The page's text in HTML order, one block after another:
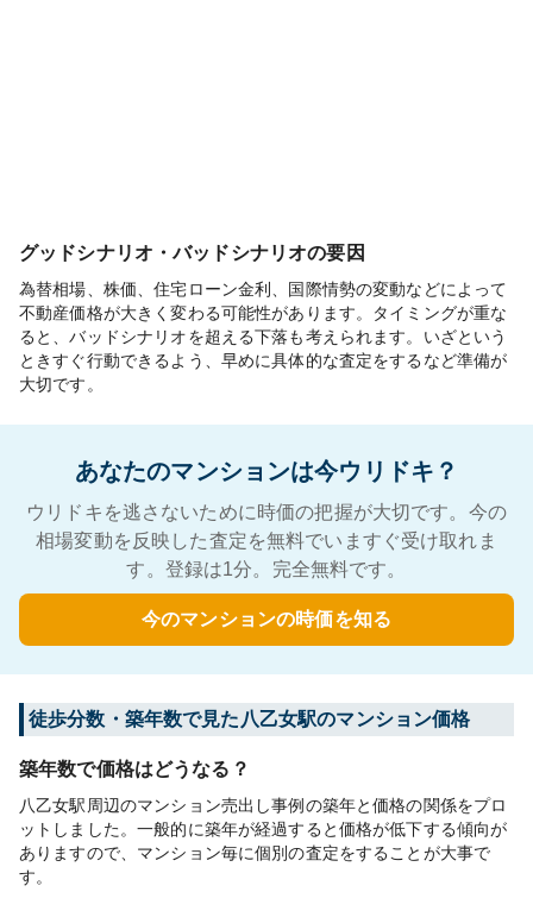
グッドシナリオ・バッドシナリオの要因
為替相場、株価、住宅ローン金利、国際情勢の変動などによって
不動産価格が大きく変わる可能性があります。タイミングが重な
ると、バッドシナリオを超える下落も考えられます。いざという
ときすぐ行動できるよう、早めに具体的な査定をするなど準備が
大切です。
あなたのマンションは今ウリドキ？
ウリドキを逃さないために時価の把握が大切です。今の
相場変動を反映した査定を無料でいますぐ受け取れま
す。登録は1分。完全無料です。
今のマンションの時価を知る
徒歩分数・築年数で見た八乙女駅のマンション価格
築年数で価格はどうなる？
八乙女駅周辺のマンション売出し事例の築年と価格の関係をプロ
ットしました。一般的に築年が経過すると価格が低下する傾向が
ありますので、マンション毎に個別の査定をすることが大事で
す。